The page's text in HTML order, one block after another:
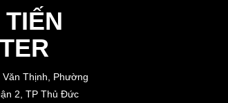
Thịnh, Phường
2, TP Thủ Đức